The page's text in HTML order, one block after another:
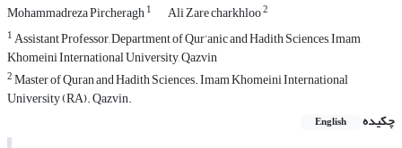
Mohammadreza Pircheragh1 Ali Zare charkhloo2
1Assistant Professor, Department of Qur’anic and Hadith Sciences, Imam
Khomeini International University, Qazvin
2Master of Quran and Hadith Sciences. Imam Khomeini International
University (RA). Qazvin.
چکیده
English